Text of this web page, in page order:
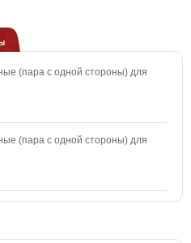
(пара с одной стороны) для
(пара с одной стороны) для